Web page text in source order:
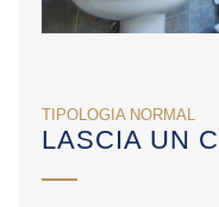
ARTICOLI
TIPOLOGIA NORMAL
LASCIA UN